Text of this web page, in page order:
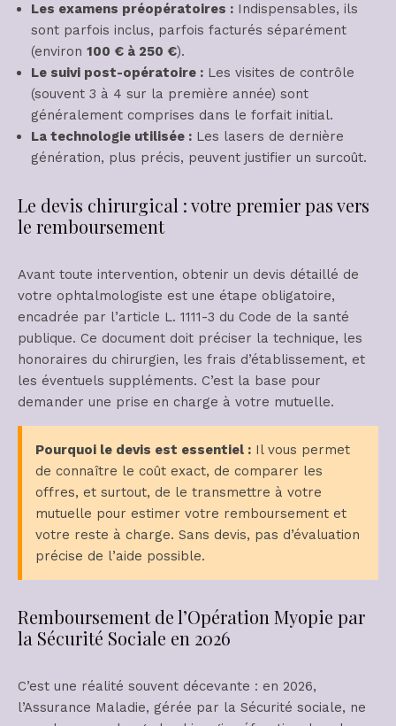
Les examens préopératoires : Indispensables, ils
sont parfois inclus, parfois facturés séparément
(environ 100 € à 250 €).
Le suivi post-opératoire : Les visites de contrôle
(souvent 3 à 4 sur la première année) sont
généralement comprises dans le forfait initial.
La technologie utilisée : Les lasers de dernière
génération, plus précis, peuvent justifier un surcoût.
Le devis chirurgical : votre premier pas vers
le remboursement
Avant toute intervention, obtenir un devis détaillé de
votre ophtalmologiste est une étape obligatoire,
encadrée par l’article L. 1111-3 du Code de la santé
publique. Ce document doit préciser la technique, les
honoraires du chirurgien, les frais d’établissement, et
les éventuels suppléments. C’est la base pour
demander une prise en charge à votre mutuelle.
Pourquoi le devis est essentiel : Il vous permet
de connaître le coût exact, de comparer les
offres, et surtout, de le transmettre à votre
mutuelle pour estimer votre remboursement et
votre reste à charge. Sans devis, pas d’évaluation
précise de l’aide possible.
Remboursement de l’Opération Myopie par
la Sécurité Sociale en 2026
C’est une réalité souvent décevante : en 2026,
l’Assurance Maladie, gérée par la Sécurité sociale, ne